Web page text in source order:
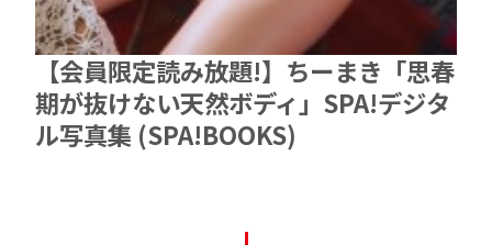
【会員限定読み放題!】ちーまき「思春
期が抜けない天然ボディ」SPA!デジタ
ル写真集 (SPA!BOOKS)